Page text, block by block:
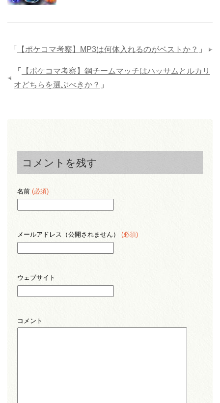
「 【ポケコマ考察】MP3は何体入れるのがベストか？ 」
「
【ポケコマ考察】鋼チームマッチはハッサムとルカリ
オどちらを選ぶべきか？ 」
コメントを残す
名前 (必須)
メールアドレス（公開されません） (必須)
ウェブサイト
コメント